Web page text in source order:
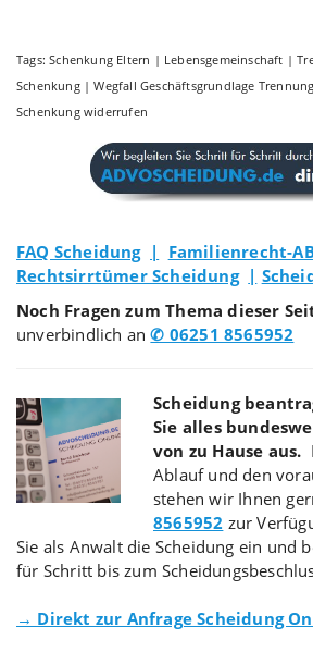
Tags: Schenkung Eltern | Lebensgemeinschaft |
Schenkung | Wegfall Geschäftsgrundlage
Schenkung widerrufen
FAQ Scheidung | Familienrecht-
Rechtsirrtümer Scheidung |
Noch Fragen zum Thema dieser
unverbindlich an✆ 06251 8565952
Scheidung
Sie alles
von zu Hause aus.
Ablauf und den
stehen wir Ihnen
8565952 zur
Sie als Anwalt die Scheidung ein und
für Schritt bis zum
→ Direkt zur Anfrage Scheidung